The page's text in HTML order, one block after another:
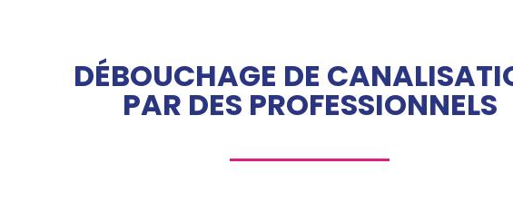
DÉBOUCHAGE DE
PAR DES PROFESSIONNELS